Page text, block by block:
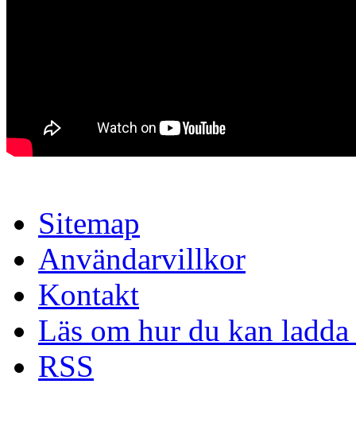
Sitemap
Användarvillkor
Kontakt
Läs om hur du kan
RSS